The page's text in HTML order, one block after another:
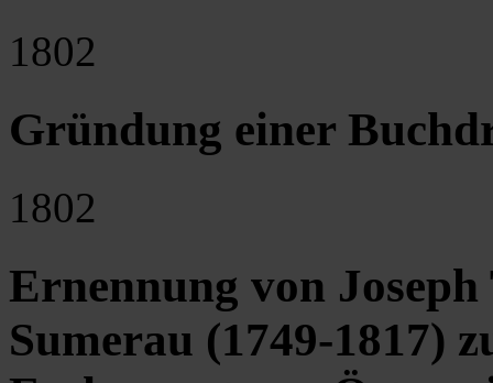
1802
Gründung einer
1802
Ernennung von
Sumerau (1749-1817)